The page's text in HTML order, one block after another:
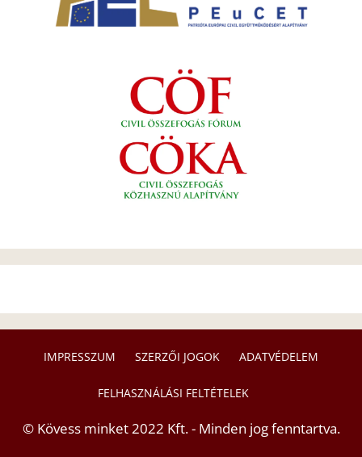
IMPRESSZUM SZERZŐI JOGOK ADATVÉDELEM
FELHASZNÁLÁSI FELTÉTELEK
© Kövess minket 2022 Kft. - Minden jog fenntartva.